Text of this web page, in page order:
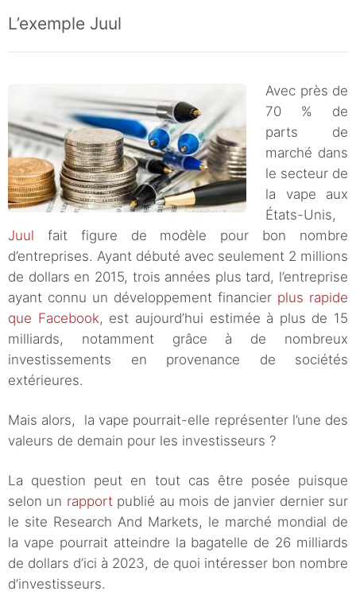
L’exemple Juul
Avec près de
70 % de
parts de
marché dans
le secteur de
la vape aux
États-Unis,
Juul fait figure de modèle pour bon nombre
d’entreprises. Ayant débuté avec seulement 2 millions
de dollars en 2015, trois années plus tard, l’entreprise
ayant connu un développement financier plus rapide
que Facebook, est aujourd’hui estimée à plus de 15
milliards, notamment grâce à de nombreux
investissements en provenance de sociétés
extérieures.
Mais alors, la vape pourrait-elle représenter l’une des
valeurs de demain pour les investisseurs ?
La question peut en tout cas être posée puisque
selon un rapportpublié au mois de janvier dernier sur
le site Research And Markets, le marché mondial de
la vape pourrait atteindre la bagatelle de 26 milliards
de dollars d’ici à 2023, de quoi intéresser bon nombre
d’investisseurs.